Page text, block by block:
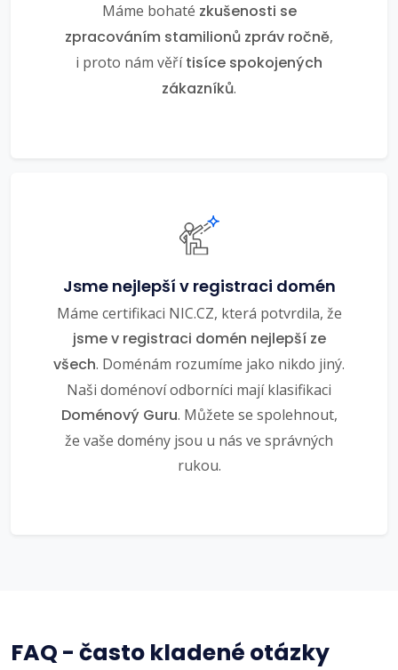
Máme bohaté zkušenosti se
zpracováním stamilionů zpráv ročně,
i proto nám věřítisíce spokojených
zákazníků.
Jsme nejlepší v registraci domén
Máme certifikaci NIC.CZ, která potvrdila, že
jsme v registraci domén nejlepší ze
všech. Doménám rozumíme jako nikdo jiný.
Naši doménoví odborníci mají klasifikaci
Doménový Guru. Můžete se spolehnout,
že vaše domény jsou u nás ve správných
rukou.
FAQ - často kladené otázky